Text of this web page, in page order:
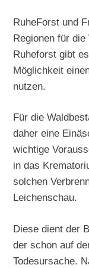
RuheForst und
Regionen für
Ruheforst gibt
Möglichkeit
nutzen.
Für die
daher eine
wichtige
in das
solchen
Leichenschau.
Diese dient der
der schon auf
Todesursache.